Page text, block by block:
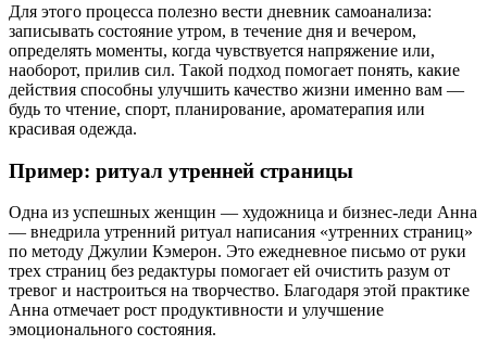
Для этого процесса полезно вести дневник самоанализа:
записывать состояние утром, в течение дня и вечером,
определять моменты, когда чувствуется напряжение или,
наоборот, прилив сил. Такой подход помогает понять, какие
действия способны улучшить качество жизни именно вам —
будь то чтение, спорт, планирование, ароматерапия или
красивая одежда.
Пример: ритуал утренней страницы
Одна из успешных женщин — художница и бизнес-леди Анна
— внедрила утренний ритуал написания «утренних страниц»
по методу Джулии Кэмерон. Это ежедневное письмо от руки
трех страниц без редактуры помогает ей очистить разум от
тревог и настроиться на творчество. Благодаря этой практике
Анна отмечает рост продуктивности и улучшение
эмоционального состояния.